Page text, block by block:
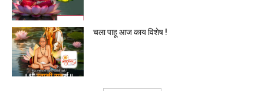
चला पाहू आज काय विशेष !